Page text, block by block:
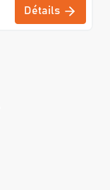
Détails